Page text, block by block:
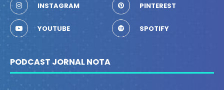
INSTAGRAM PINTEREST
YOUTUBE SPOTIFY
PODCAST JORNAL NOTA